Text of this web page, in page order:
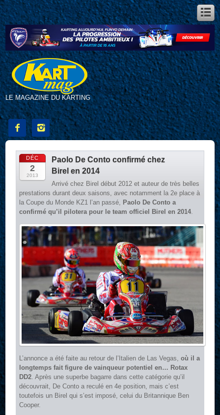
LE MAGAZINE DU KARTING
 
DÉC
2
2013
Paolo De Conto confirmé chez
Birel en 2014
Arrivé chez Birel début 2012 et auteur de très belles
prestations durant deux saisons, avec notamment la 2e place à
la Coupe du Monde KZ1 l’an passé,
Paolo De Conto a
confirmé qu’il pilotera pour le team officiel Birel en 2014
L’annonce a été faite au retour de l’Italien de Las Vegas,où il a
longtemps fait figure de vainqueur potentiel en… Rotax
DD2. Après une superbe bagarre dans cette catégorie qu’il
découvrait, De Conto a reculé en 4e position, mais c’est
toutefois un Birel qui s’est imposé, celui du Britannique Ben
Cooper.